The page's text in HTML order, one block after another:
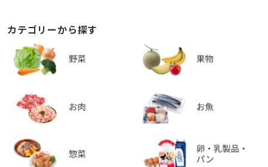
カテゴリーから探す